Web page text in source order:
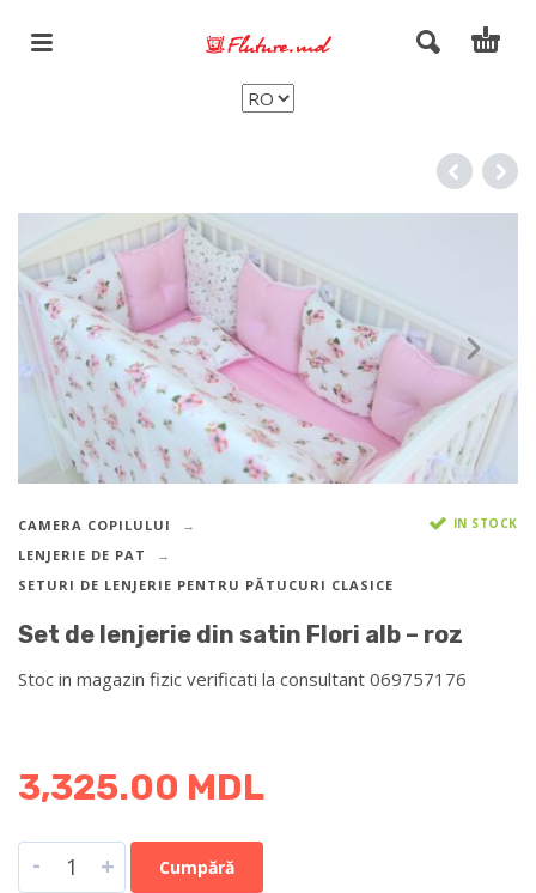
CAMERA COPILULUI
LENJERIE DE PAT
SETURI DE LENJERIE PENTRU PĂTUCURI CLASICE
IN STOCK
Set de lenjerie din satin Flori alb – roz
Stoc in magazin fizic verificati la consultant 069757176
3,325.00 MDL
- + Cumpără